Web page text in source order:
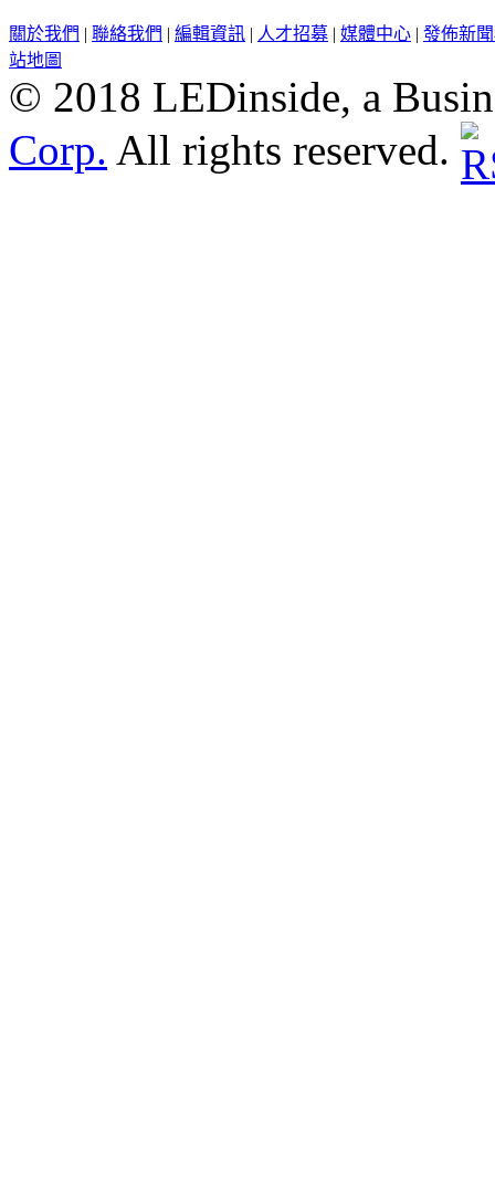
關於我們 | 聯絡我們 | 編輯資訊 | 人才招募 | 媒體中心 | 發佈新
站地圖
© 2018 LEDinside, a
Corp. All rights reserved.